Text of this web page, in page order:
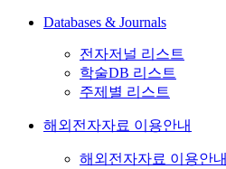
Databases & Journals
전자저널 리스트
학술DB 리스트
주제별 리스트
해외전자자료 이용안내
해외전자자료 이용안내